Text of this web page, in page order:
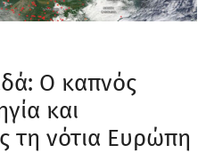
Ο καπνός
και
τη νότια Ευρώπη